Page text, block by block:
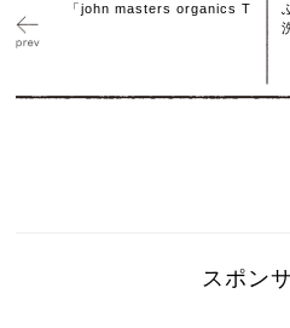
「john masters organics T
スポン